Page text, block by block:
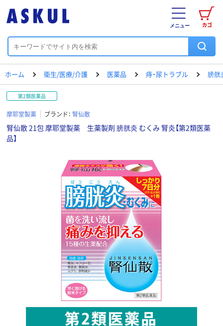
カゴ
メニュー
ホーム 衛生/医療/介護 医薬品 痔・尿トラブル 膀胱
第2類医薬品
摩耶堂製薬 ブランド： 腎仙散
腎仙散 21包 摩耶堂製薬 生薬製剤 膀胱炎 むくみ 腎炎【第2類医薬
品】